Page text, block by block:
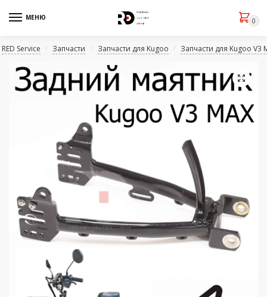
МЕНЮ 0
RED Service / Запчасти / Запчасти для Kugoo / Запчасти для Kugoo V3
🔍